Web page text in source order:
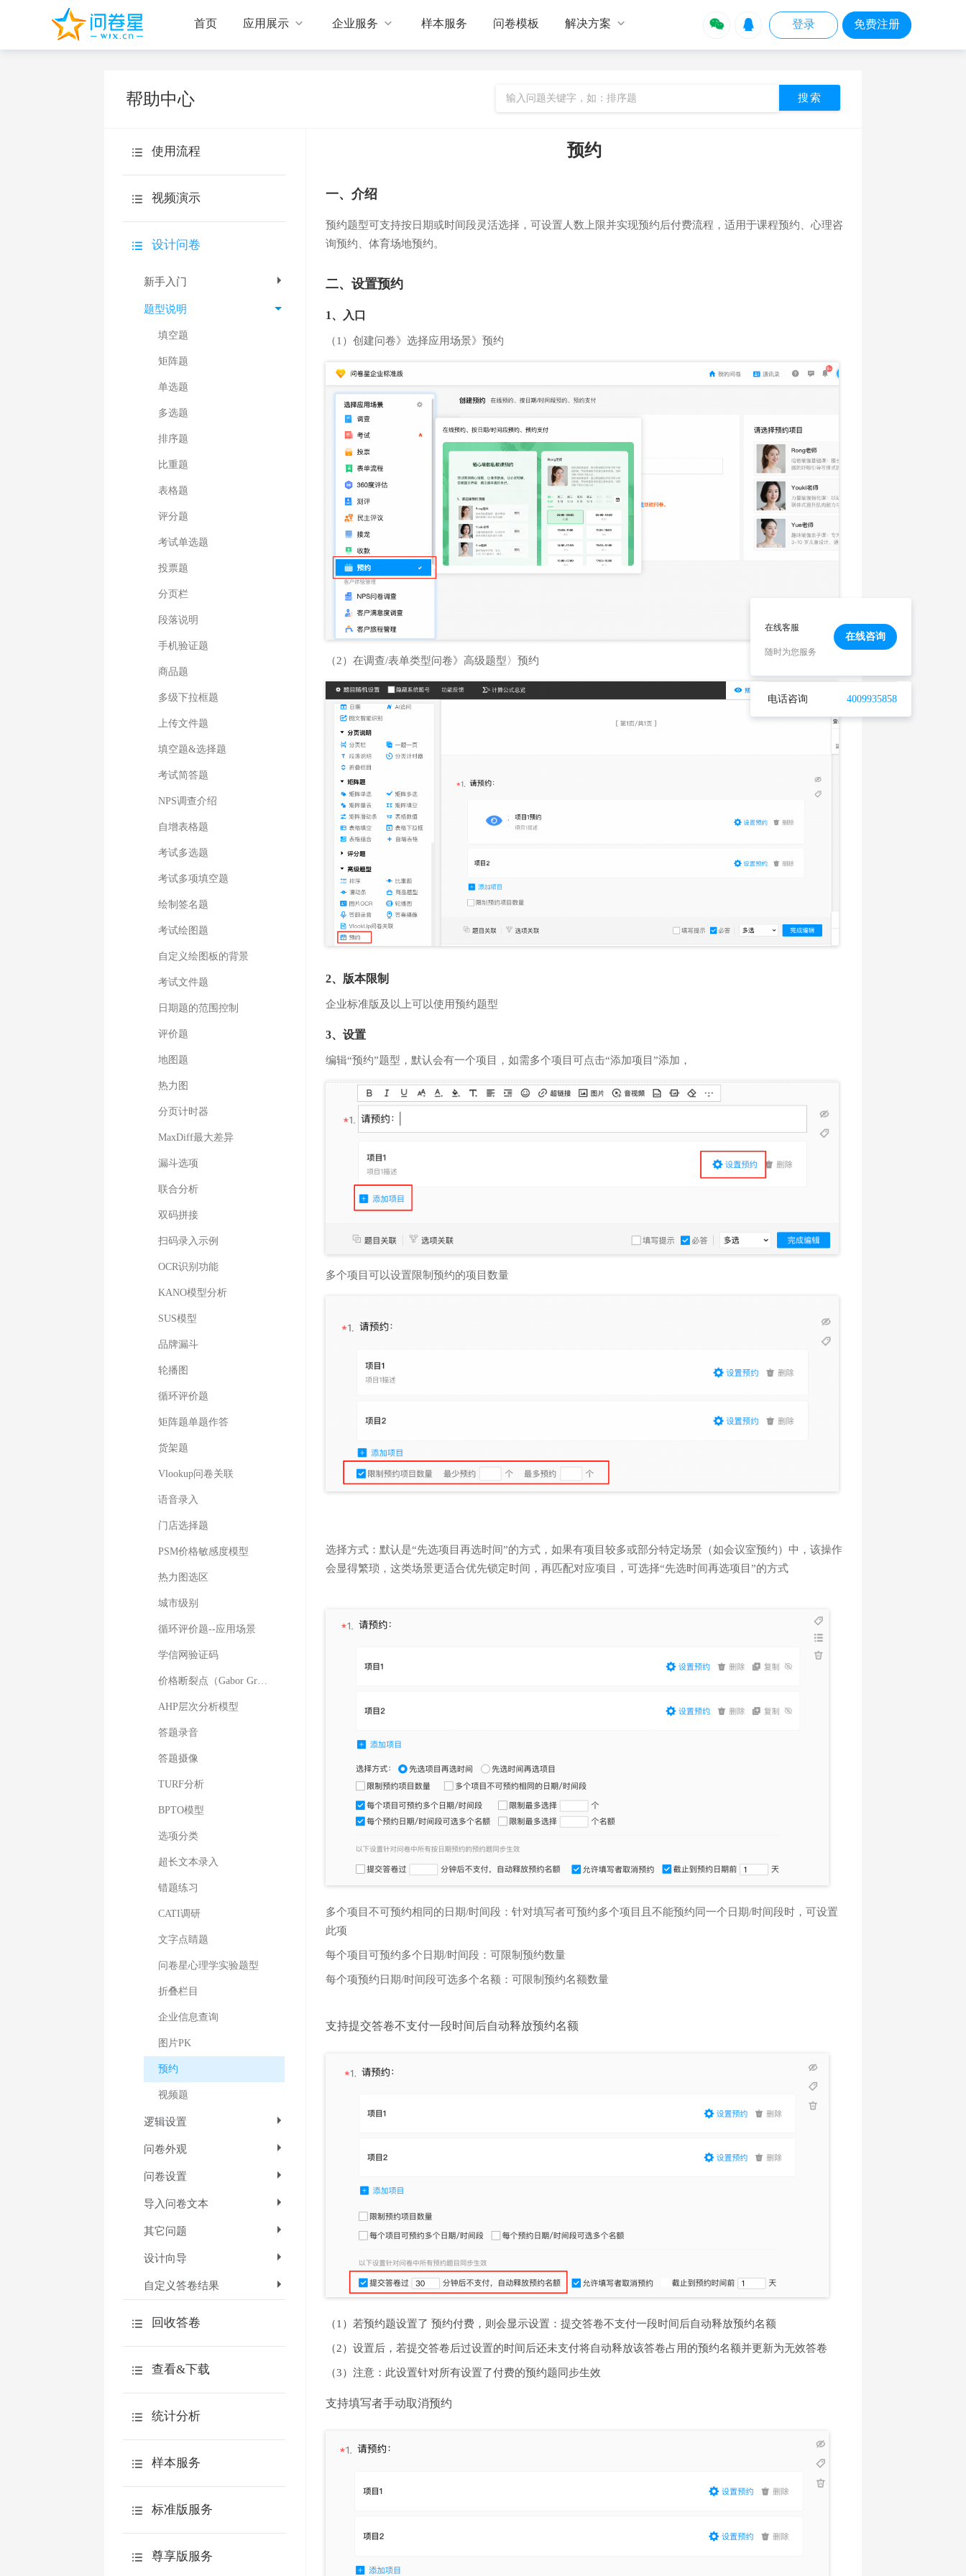
首页 应用展示  企业服务  样本服务 问卷模板 解决方案    登录 免费注册
帮助中心
使用流程
视频演示
统计分析
旗舰版
设计问卷
新手入门
题型说明
填空题
矩阵题
单选题
多选题
排序题
比重题
表格题
评分题
考试单选题
投票题
分页栏
段落说明
手机验证题
商品题
多级下拉框题
上传文件题
填空题&选择题
考试简答题
NPS调查介绍
自增表格题
考试多选题
考试多项填空题
绘制签名题
考试绘图题
自定义绘图板的背景
考试文件题
日期题的范围控制
评价题
地图题
热力图
分页计时器
MaxDiff最大差异
漏斗选项
联合分析
双码拼接
扫码录入示例
OCR识别功能
KANO模型分析
SUS模型
品牌漏斗
轮播图
循环评价题
矩阵题单题作答
货架题
Vlookup问卷关联
语音录入
门店选择题
PSM价格敏感度模型
热力图选区
城市级别
循环评价题--应用场景
学信网验证码
价格断裂点（Gabor Granger）模型
AHP层次分析模型
答题录音
答题摄像
TURF分析
BPTO模型
选项分类
超长文本录入
错题练习
CATI调研
文字点睛题
问卷星心理学实验题型
折叠栏目
企业信息查询
图片PK
预约
视频题
逻辑设置
问卷外观
问卷设置
导入问卷文本
其它问题
设计向导
自定义答卷结果
回收答卷
自定义链接
邀请邮件
邀请短信
填写问题
查看&下载
下载原始答卷
下载到spss分析
统计分析
自定义查询
测评报告
答卷来源分析
样本服务
标准版服务
尊享版服务
预约
一、介绍
预约题型可支持按日期或时间段灵活选择，可设置人数上限并实现预约后付费流程，适用于课程预约、心理咨
询预约、体育场地预约。
二、设置预约
1、入口
（1）创建问卷》选择应用场景》预约
（2）在调查/表单类型问卷》高级题型〉预约
2、版本限制
企业标准版及以上可以使用预约题型
3、设置
编辑“预约”题型，默认会有一个项目，如需多个项目可点击“添加项目”添加，
多个项目可以设置限制预约的项目数量
选择方式：默认是“先选项目再选时间”的方式，如果有项目较多或部分特定场景（如会议室预约）中，该操作
会显得繁琐，这类场景更适合优先锁定时间，再匹配对应项目，可选择“先选时间再选项目”的方式
多个项目不可预约相同的日期/时间段：针对填写者可预约多个项目且不能预约同一个日期/时间段时，可设置
此项
每个项目可预约多个日期/时间段：可限制预约数量
每个项预约日期/时间段可选多个名额：可限制预约名额数量
支持提交答卷不支付一段时间后自动释放预约名额
（1）若预约题设置了 预约付费，则会显示设置： 提交答卷不支付一段时间后自动释放预约名额
（2）设置后，若提交答卷后过设置的时间后还未支付将自动释放该答卷占用的预约名额并更新为无效答卷
（3）注意：此设置针对所有设置了付费的预约题同步生效
支持填写者手动取消预约
在线客服
随时为您服务
在线咨询
电话咨询 4009935858